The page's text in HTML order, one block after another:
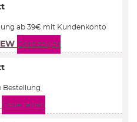
ab 39€ mit Kundenkonto
Code zeigen
Bestellung
Code zeigen